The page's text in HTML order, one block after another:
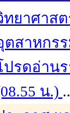
ทยาศาส
ตสาหกร
ปรดอ่านร
น.)